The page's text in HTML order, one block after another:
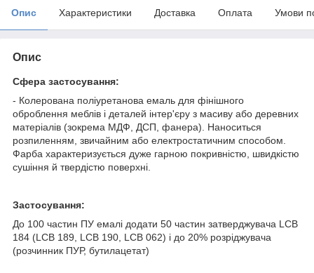
Опис Характеристики Доставка Оплата Умови
Опис
Сфера застосування:
- Колерована поліуретанова емаль для фінішного
оброблення меблів і деталей інтер'єру з масиву або деревних
матеріалів (зокрема МДФ, ДСП, фанера). Наноситься
розпиленням, звичайним або електростатичним способом.
Фарба характеризується дуже гарною покривністю, швидкістю
сушіння й твердістю поверхні.
Застосування:
До 100 частин ПУ емалі додати 50 частин затверджувача LCB
184 (LCB 189, LCB 190, LCB 062) і до 20% розріджувача
(розчинник ПУР, бутилацетат)